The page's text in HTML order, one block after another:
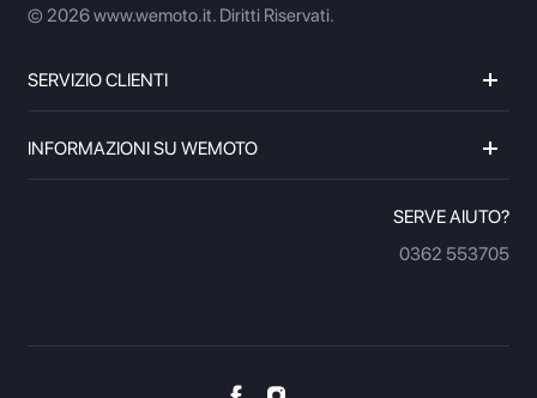
© 2026 www.wemoto.it. Diritti Riservati.
SERVIZIO CLIENTI
INFORMAZIONI SU WEMOTO
SERVE AIUTO?
0362 553705